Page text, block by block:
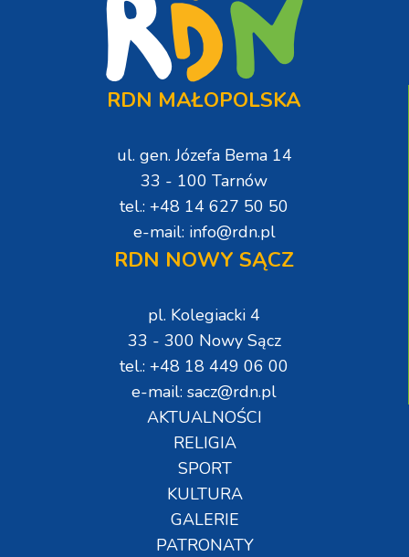
RDN MAŁOPOLSKA
ul. gen. Józefa Bema 14
33 - 100 Tarnów
tel.: +48 14 627 50 50
e-mail: info@rdn.pl
RDN NOWY SĄCZ
pl. Kolegiacki 4
33 - 300 Nowy Sącz
tel.: +48 18 449 06 00
e-mail: sacz@rdn.pl
AKTUALNOŚCI
RELIGIA
SPORT
KULTURA
GALERIE
PATRONATY